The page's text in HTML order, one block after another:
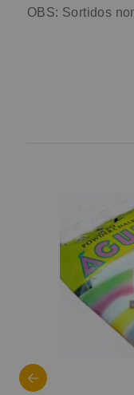
OBS: Sortidos